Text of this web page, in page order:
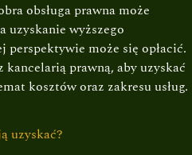
obsługa prawna może
uzyskanie wyższego
perspektywie może się opłacić.
prawną, aby uzyskać
kosztów oraz zakresu usług.
uzyskać?